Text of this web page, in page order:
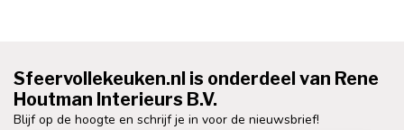
Sfeervollekeuken.nl is onderdeel van Rene
Houtman Interieurs B.V.
Blijf op de hoogte en schrijf je in voor de nieuwsbrief!